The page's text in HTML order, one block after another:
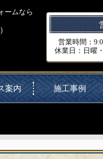
ームなら
営業時間
休業日：日曜
案内 施工事例